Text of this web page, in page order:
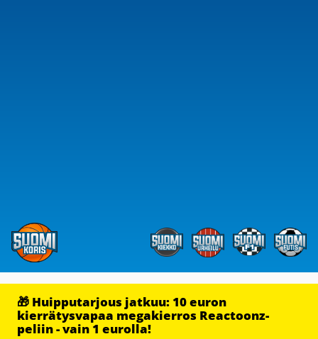
🎁 Huipputarjous jatkuu: 10 euron
kierrätysvapaa megakierros Reactoonz-
peliin - vain 1 eurolla!